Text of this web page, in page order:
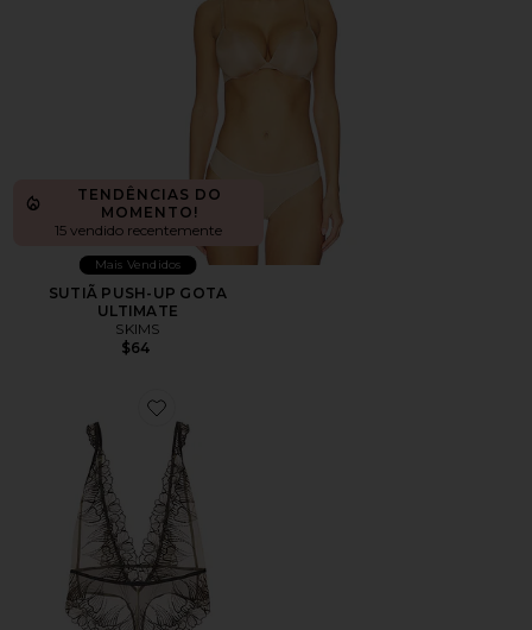
TENDÊNCIAS DO
MOMENTO!
15 vendido recentemente
Mais Vendidos
SUTIÃ PUSH-UP GOTA
ULTIMATE
SKIMS
$64
Favorite Amarosa Ouvert Soft Body